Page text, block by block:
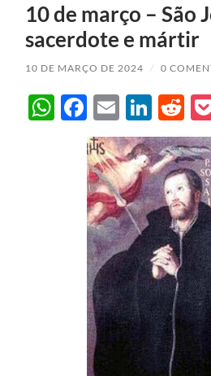
10 de março – São
sacerdote e mártir
10 DE MARÇO DE 2024 / 0
WhatsApp
Facebook
Email